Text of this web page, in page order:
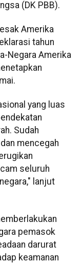
(DK PBB).
Amerika
tahun
Negara Amerika
yang luas
Sudah
mencegah
seluruh
lanjut
pemasok
darurat
keamanan